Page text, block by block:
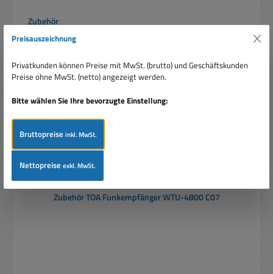
Produktgalerie überspringen
Zubehör
%Rabatt
Zubehör TOA Funkempfänger WTU-4800 C07
Preisauszeichnung
Privatkunden können Preise mit MwSt. (brutto) und Geschäftskunden
Preise ohne MwSt. (netto) angezeigt werden.
Bitte wählen Sie Ihre bevorzugte Einstellung:
Bruttopreiseinkl. MwSt.
Nettopreiseexkl. MwSt.